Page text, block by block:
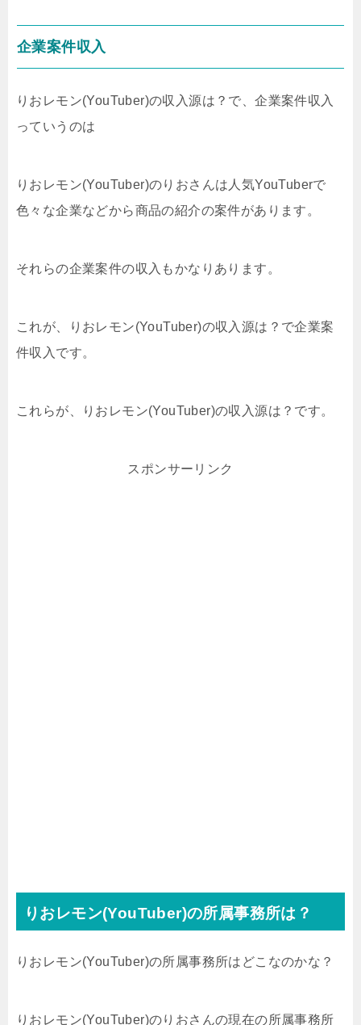
企業案件収入
りおレモン(YouTuber)の収入源は？で、企業案件収入
っていうのは
りおレモン(YouTuber)のりおさんは人気YouTuberで
色々な企業などから商品の紹介の案件があります。
それらの企業案件の収入もかなりあります。
これが、りおレモン(YouTuber)の収入源は？で企業案
件収入です。
これらが、りおレモン(YouTuber)の収入源は？です。
スポンサーリンク
りおレモン(YouTuber)の所属事務所は？
りおレモン(YouTuber)の所属事務所はどこなのかな？
りおレモン(YouTuber)のりおさんの現在の所属事務所